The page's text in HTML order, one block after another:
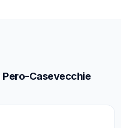
Casevecchie